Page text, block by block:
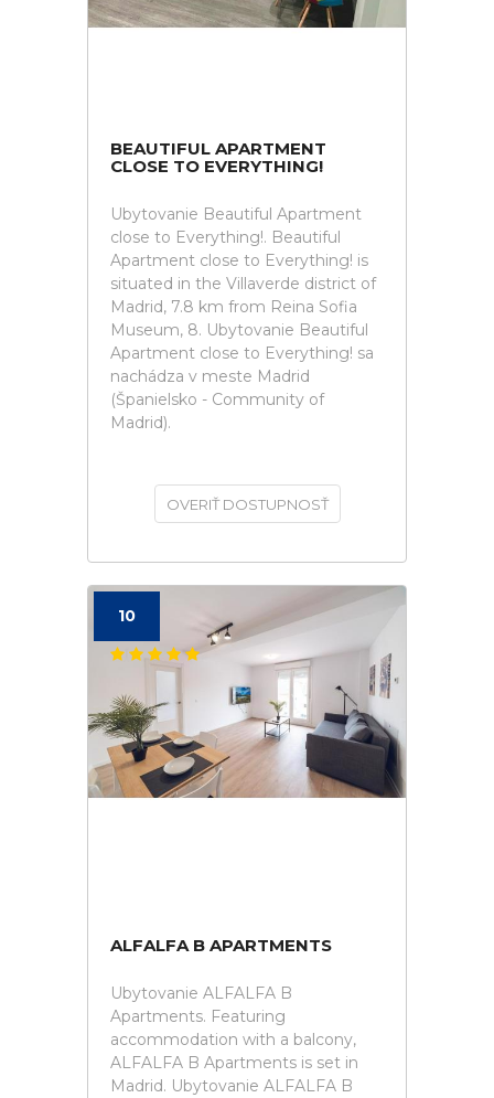
BEAUTIFUL APARTMENT
CLOSE TO EVERYTHING!
Ubytovanie Beautiful Apartment
close to Everything!. Beautiful
Apartment close to Everything! is
situated in the Villaverde district of
Madrid, 7.8 km from Reina Sofia
Museum, 8. Ubytovanie Beautiful
Apartment close to Everything! sa
nachádza v meste Madrid
(Španielsko - Community of
Madrid).
OVERIŤ DOSTUPNOSŤ
10
ALFALFA B APARTMENTS
Ubytovanie ALFALFA B
Apartments. Featuring
accommodation with a balcony,
ALFALFA B Apartments is set in
Madrid. Ubytovanie ALFALFA B